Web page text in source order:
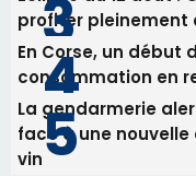
Newsletter
Inscrivez-vous à la
email les infos les
nos meilleurs articles